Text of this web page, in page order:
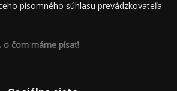
písomného súhlasu prevádzkovateľa
o čom máme písať!